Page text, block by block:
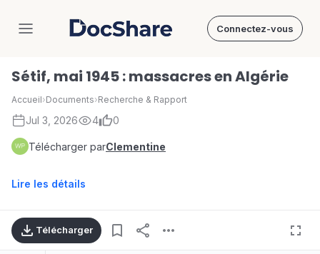
DocShare Connectez-vous
Sétif, mai 1945 : massacres en Algérie
Accueil›Documents›Recherche & Rapport
Jul 3, 2026 4 0
Télécharger parClementine
Lire les détails
Télécharger